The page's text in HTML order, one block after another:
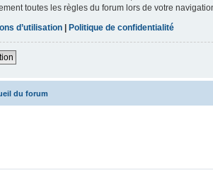
toutes les règles du forum lors de votre
d’utilisation
Politique de confidentialité
du forum